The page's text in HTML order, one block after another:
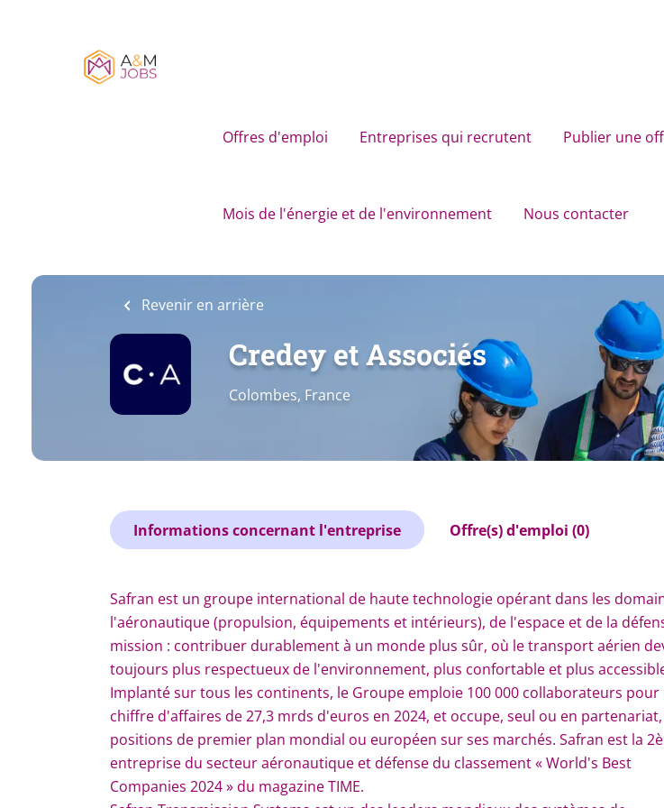
Offres d'emploi Entreprises qui recrutent Publier une
Mois de l'énergie et de l'environnement Nous contacter
Revenir en arrière
Credey et Associés
Colombes, France
Informations concernant l'entreprise Offre(s) d'emploi (0)
Safran est un groupe international de haute technologie opérant dans les
l'aéronautique (propulsion, équipements et intérieurs), de l'espace et de la
mission : contribuer durablement à un monde plus sûr, où le transport aérien
toujours plus respectueux de l'environnement, plus confortable et plus
Implanté sur tous les continents, le Groupe emploie 100 000 collaborateurs pour
chiffre d'affaires de 27,3 mrds d'euros en 2024, et occupe, seul ou en
positions de premier plan mondial ou européen sur ses marchés. Safran est la
entreprise du secteur aéronautique et défense du classement « World's Best
Companies 2024 » du magazine TIME.